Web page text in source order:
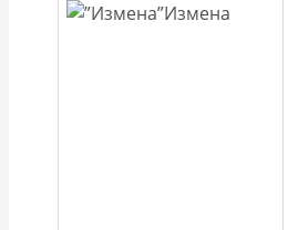
Измена